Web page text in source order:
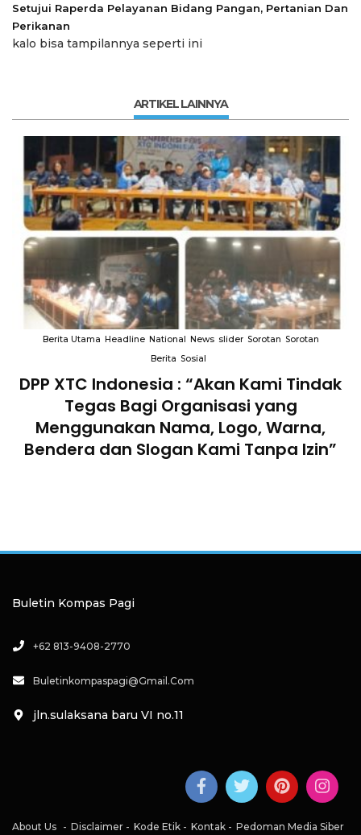
Setujui Raperda Pelayanan Bidang Pangan, Pertanian Dan
Perikanan
kalo bisa tampilannya seperti ini
ARTIKEL LAINNYA
Berita Utama Headline National News slider Sorotan Sorotan
Berita Sosial
DPP XTC Indonesia : “Akan Kami Tindak
Tegas Bagi Organisasi yang
Menggunakan Nama, Logo, Warna,
Bendera dan Slogan Kami Tanpa Izin”
Buletin Kompas Pagi
+62 813-9408-2770
Buletinkompaspagi@gmail.com
jln.sulaksana baru VI no.11
About Us Disclaimer Kode Etik Kontak Pedoman Media Siber